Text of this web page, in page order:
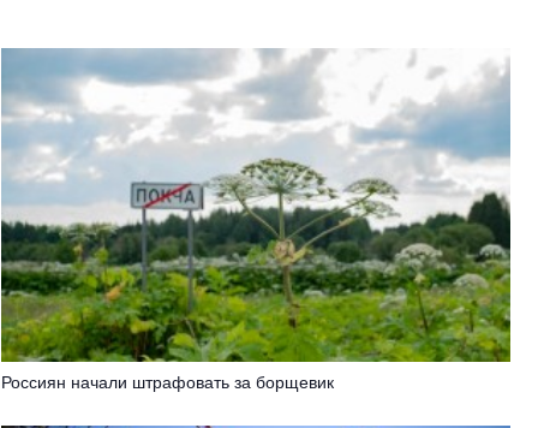
Россиян начали штрафовать за борщевик